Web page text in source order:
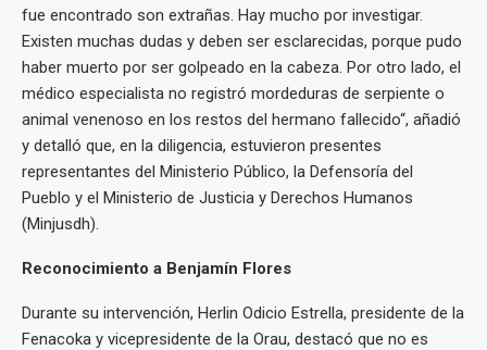
fue encontrado son extrañas. Hay mucho por investigar.
Existen muchas dudas y deben ser esclarecidas, porque pudo
haber muerto por ser golpeado en la cabeza. Por otro lado, el
médico especialista no registró mordeduras de serpiente o
animal venenoso en los restos del hermano fallecido“, añadió
y detalló que, en la diligencia, estuvieron presentes
representantes del Ministerio Público, la Defensoría del
Pueblo y el Ministerio de Justicia y Derechos Humanos
(Minjusdh).
Reconocimiento a Benjamín Flores
Durante su intervención, Herlin Odicio Estrella, presidente de la
Fenacoka y vicepresidente de la Orau, destacó que no es